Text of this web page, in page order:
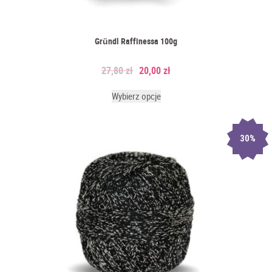
celulozy w roztworze chemicznym, a następnie przetworzeniu go w
proces ten może być inwazyjny dla środowiska, dlatego należy
zwracać uwagę na to, od jakiego producenta pochodzą i kupować
nowocześniejszych technologii obróbki wiskozy. Tylko nowoczesne
Włóczki wiskozowe: Idealne na
letnie dzianiny
Letnie dni wymagają lekkich i przewiewnych materiałów, dlatego
włóczki wiskozowe są doskonałym wyborem na tworzenie letnich
projektów. Ich przewiewna struktura sprawia, że dzianiny są bardzo
przyjemne w noszeniu nawet podczas największych upałów.
Ponadto, wiskoza doskonale absorbuje wilgoć, co przyczynia się do
uczucia chłodu i świeżości nawet w gorące dni. W bluzce z włóknem
Gründl Raffinessa 100g
27,80zł 20,00zł
Wybierz opcje
30%